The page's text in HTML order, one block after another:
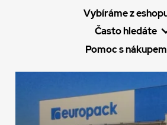
Vybíráme z
Často hledáte
Pomoc s nákupem